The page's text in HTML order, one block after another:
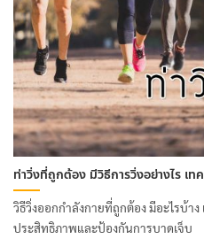
ท่าวิ่งที่ถูกต้อง มีวิธีการวิ่งอย่างไร เ
วิธีวิ่งออกกำลังกายที่ถูกต้อง มีอะไรบ้าง
ประสิทธิภาพและป้องกันการบาดเจ็บ